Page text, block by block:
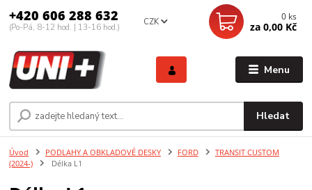
Menu
CZK
Hledat
+420 606 288 632
(Po-Pá, 8-12 hod. | 13-16 hod.)
0 ks
za 0,00 Kč
Úvod PODLAHY A OBKLADOVÉ DESKY FORD
TRANSIT CUSTOM
(2024-)
Délka L1